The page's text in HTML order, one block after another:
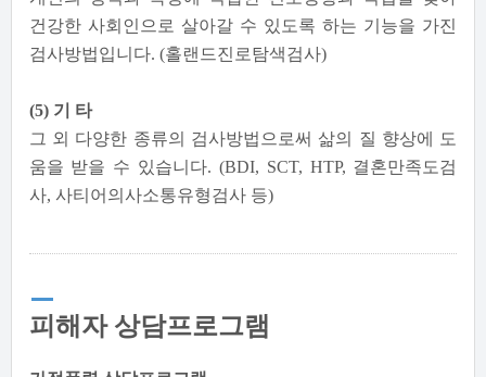
건강한 사회인으로 살아갈 수 있도록 하는 기능을 가진
검사방법입니다. (홀랜드진로탐색검사)
(5) 기 타
그 외 다양한 종류의 검사방법으로써 삶의 질 향상에 도
움을 받을 수 있습니다. (BDI, SCT, HTP, 결혼만족도검
사, 사티어의사소통유형검사 등)
피해자 상담프로그램